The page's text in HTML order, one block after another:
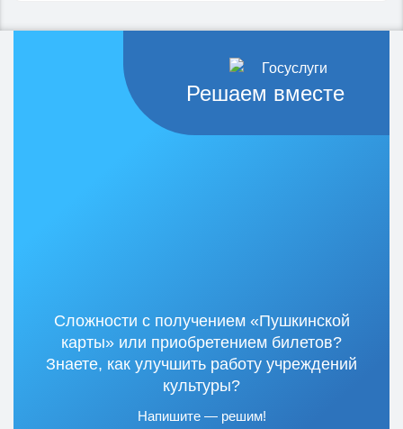
Решаем вместе
Сложности с получением «Пушкинской
карты» или приобретением билетов?
Знаете, как улучшить работу учреждений
культуры?
Напишите — решим!